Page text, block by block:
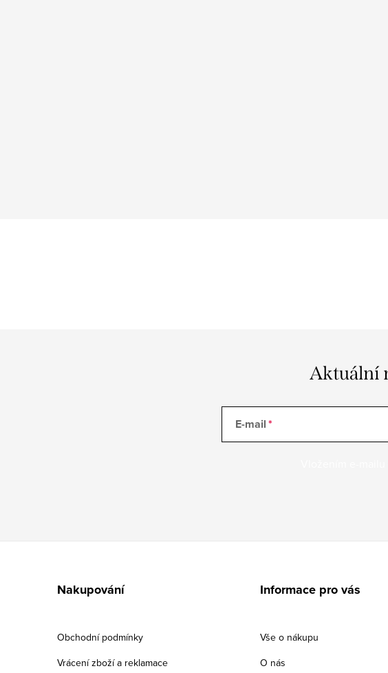
Aktuální
E-mail
Nakupování
Obchodní podmínky
Vrácení zboží a reklamace
Informace pro vás
Vše o nákupu
O nás